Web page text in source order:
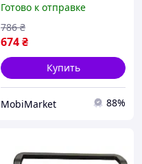
Готово к отправке
674₴
786 ₴
Купить
MobiMarket 88%